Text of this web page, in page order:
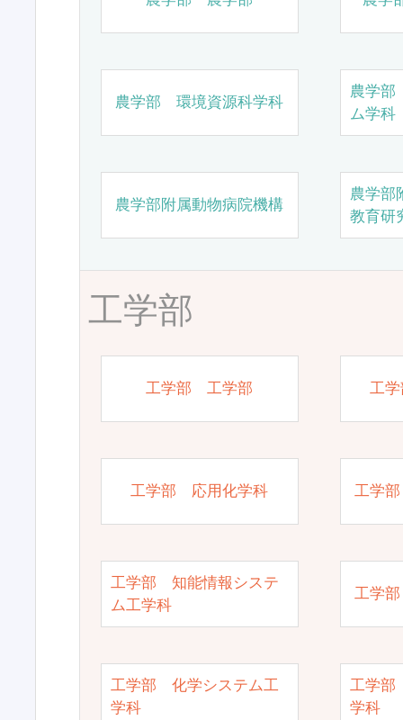
農学部 環境資源科学科
農学
ム学科
農学部附属動物病院機構
農学部
教育研
工学部
工学部 工学部 工
工学部 応用化学科 工学
工学部 知能情報システ
ム工学科
工学
工学部 化学システム工
学科
工学部
学科